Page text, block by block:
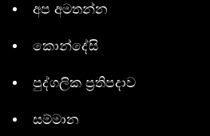
අප අමතන්න
කොන්දේසි
පුද්ගලික ප්‍රතිපදාව
සම්මාන